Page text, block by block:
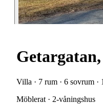
Villa · 7 rum · 6 sovrum ·
Möblerat · 2-våningshus